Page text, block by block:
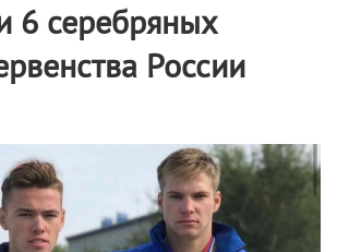
6 серебряных
России